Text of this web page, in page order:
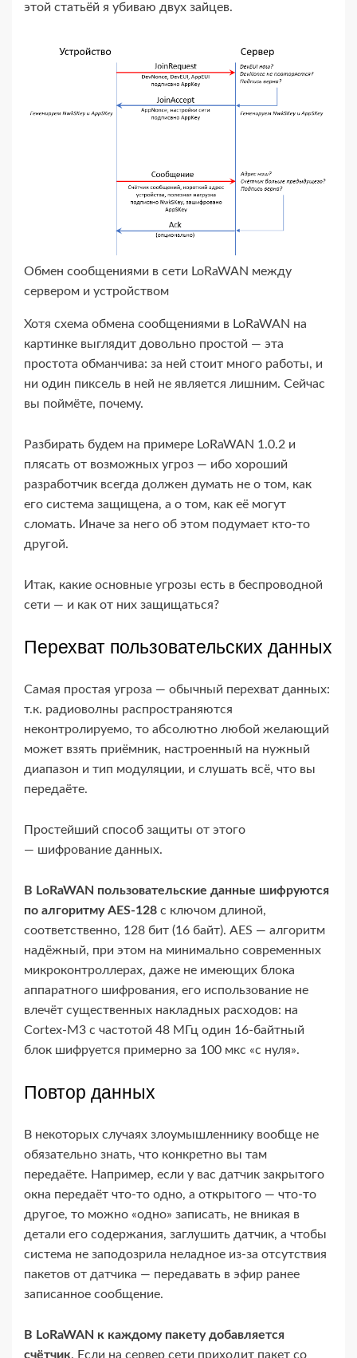
этой статьёй я убиваю двух зайцев.
Обмен сообщениями в сети LoRaWAN между
сервером и устройством
Хотя схема обмена сообщениями в LoRaWAN на
картинке выглядит довольно простой — эта
простота обманчива: за ней стоит много работы, и
ни один пиксель в ней не является лишним. Сейчас
вы поймёте, почему.
Разбирать будем на примере LoRaWAN 1.0.2 и
плясать от возможных угроз — ибо хороший
разработчик всегда должен думать не о том, как
его система защищена, а о том, как её могут
сломать. Иначе за него об этом подумает кто-​то
другой.
Итак, какие основные угрозы есть в беспроводной
сети — и как от них защищаться?
Перехват пользовательских данных
Самая простая угроза — обычный перехват данных:
т.к. радиоволны распространяются
неконтролируемо, то абсолютно любой желающий
может взять приёмник, настроенный на нужный
диапазон и тип модуляции, и слушать всё, что вы
передаёте.
Простейший способ защиты от этого
— шифрование данных.
В LoRaWAN пользовательские данные шифруются
по алгоритму AES-​128 с ключом длиной,
соответственно, 128 бит (16 байт). AES — алгоритм
надёжный, при этом на минимально современных
микроконтроллерах, даже не имеющих блока
аппаратного шифрования, его использование не
влечёт существенных накладных расходов: на
Cortex-​M3 с частотой 48 МГц один 16-​байтный
блок шифруется примерно за 100 мкс «с нуля».
Повтор данных
В некоторых случаях злоумышленнику вообще не
обязательно знать, что конкретно вы там
передаёте. Например, если у вас датчик закрытого
окна передаёт что-​то одно, а открытого — что-​то
другое, то можно «одно» записать, не вникая в
детали его содержания, заглушить датчик, а чтобы
система не заподозрила неладное из-​за отсутствия
пакетов от датчика — передавать в эфир ранее
записанное сообщение.
В LoRaWAN к каждому пакету добавляется
счётчик. Если на сервер сети приходит пакет со